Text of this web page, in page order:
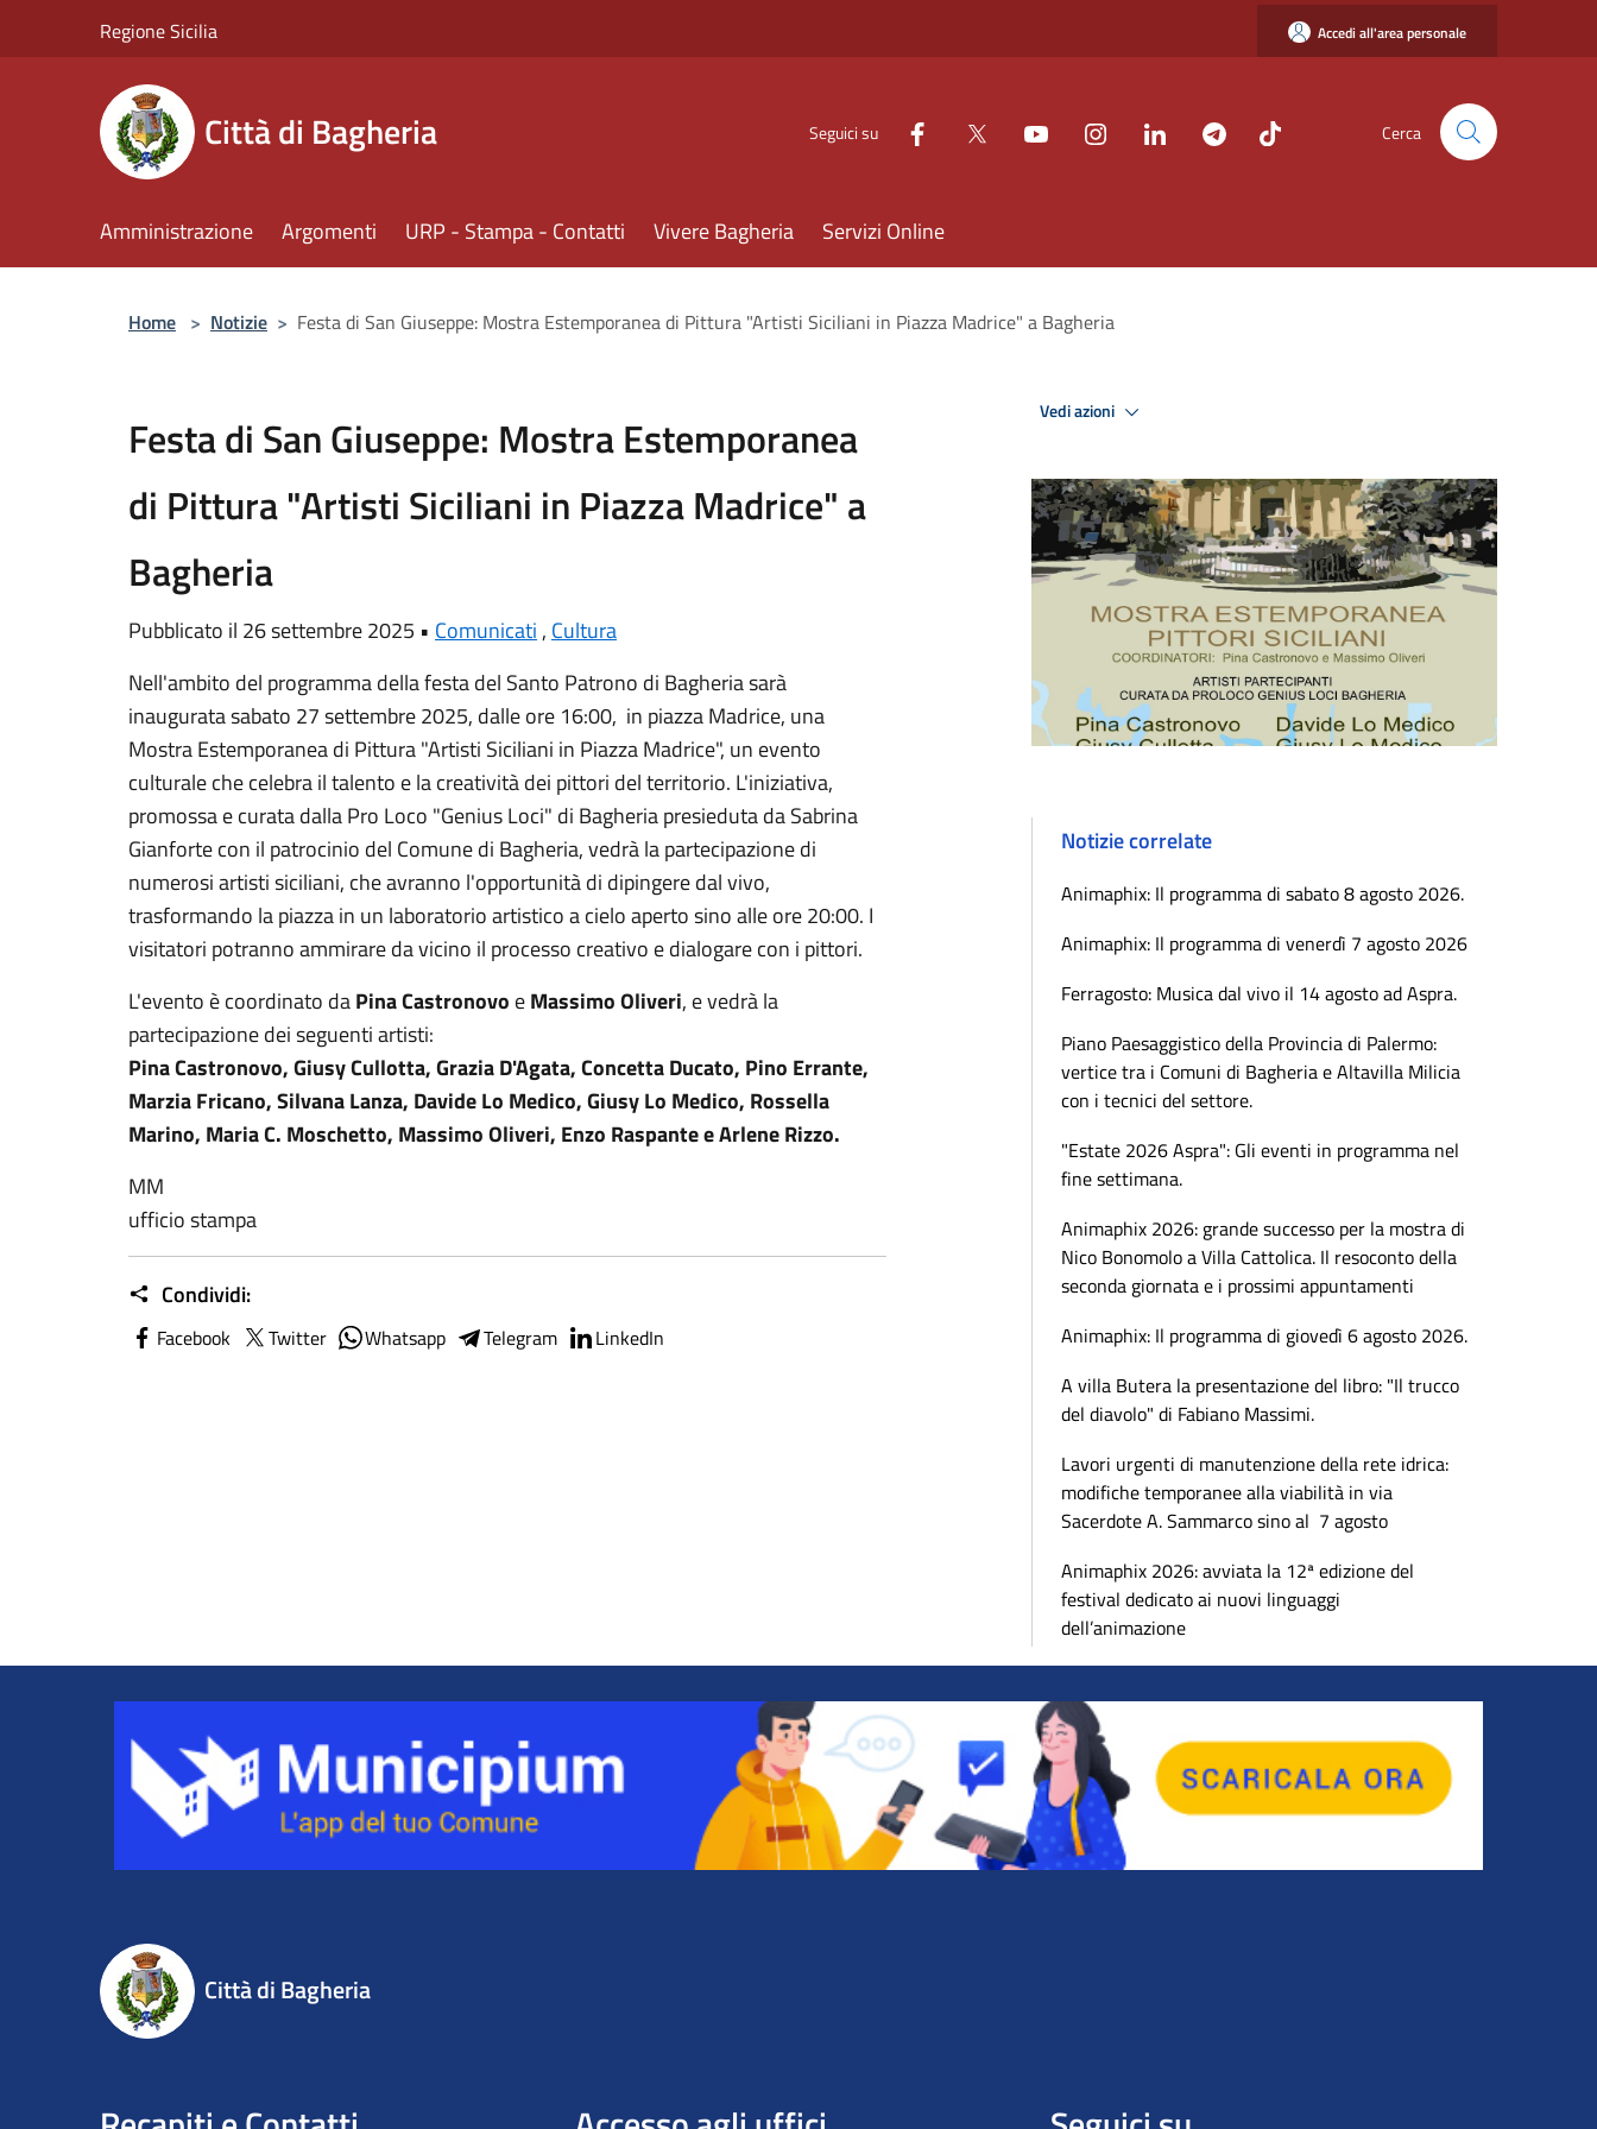
Regione Sicilia Accedi all'area personale
Città di Bagheria Seguici su Cerca
Amministrazione Argomenti URP - Stampa - Contatti Vivere Bagheria Servizi Online
Home > Notizie > Festa di San Giuseppe: Mostra Estemporanea di Pittura "Artisti Siciliani in Piazza Madrice" a Bagheria
Festa di San Giuseppe: Mostra Estemporanea
di Pittura "Artisti Siciliani in Piazza Madrice" a
Bagheria
Pubblicato il 26 settembre 2025 • Comunicati , Cultura
Nell'ambito del programma della festa del Santo Patrono di Bagheria sarà
inaugurata sabato 27 settembre 2025, dalle ore 16:00, in piazza Madrice, una
Mostra Estemporanea di Pittura "Artisti Siciliani in Piazza Madrice", un evento
culturale che celebra il talento e la creatività dei pittori del territorio. L'iniziativa,
promossa e curata dalla Pro Loco "Genius Loci" di Bagheria presieduta da Sabrina
Gianforte con il patrocinio del Comune di Bagheria, vedrà la partecipazione di
numerosi artisti siciliani, che avranno l'opportunità di dipingere dal vivo,
trasformando la piazza in un laboratorio artistico a cielo aperto sino alle ore 20:00. I
visitatori potranno ammirare da vicino il processo creativo e dialogare con i pittori.
L'evento è coordinato daPina Castronovo eMassimo Oliveri, e vedrà la
partecipazione dei seguenti artisti:
Pina Castronovo, Giusy Cullotta, Grazia D'Agata, Concetta Ducato, Pino Errante,
Marzia Fricano, Silvana Lanza, Davide Lo Medico, Giusy Lo Medico, Rossella
Marino, Maria C. Moschetto, Massimo Oliveri, Enzo Raspante e Arlene Rizzo.
MM
ufficio stampa
Condividi:
Facebook Twitter Whatsapp Telegram LinkedIn
Vedi azioni
Notizie correlate
Animaphix: Il programma di sabato 8 agosto 2026.
Animaphix: Il programma di venerdì 7 agosto 2026
Ferragosto: Musica dal vivo il 14 agosto ad Aspra.
Piano Paesaggistico della Provincia di Palermo:
vertice tra i Comuni di Bagheria e Altavilla Milicia
con i tecnici del settore.
"Estate 2026 Aspra": Gli eventi in programma nel
fine settimana.
Animaphix 2026: grande successo per la mostra di
Nico Bonomolo a Villa Cattolica. Il resoconto della
seconda giornata e i prossimi appuntamenti
Animaphix: Il programma di giovedì 6 agosto 2026.
A villa Butera la presentazione del libro: "Il trucco
del diavolo" di Fabiano Massimi.
Lavori urgenti di manutenzione della rete idrica:
modifiche temporanee alla viabilità in via
Sacerdote A. Sammarco sino al 7 agosto
Animaphix 2026: avviata la 12ª edizione del
festival dedicato ai nuovi linguaggi
dell’animazione
Città di Bagheria